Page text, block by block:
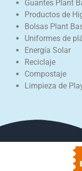
Guantes Plant
Productos de
Bolsas Plant
Uniformes de
Energía Solar
Reciclaje
Compostaje
Limpieza de